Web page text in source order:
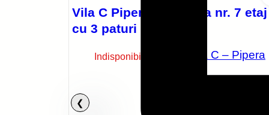
Vila C Pipera – Camera nr. 7 etaj
cu 3 paturi
Indisponibil Vila C – Pipera